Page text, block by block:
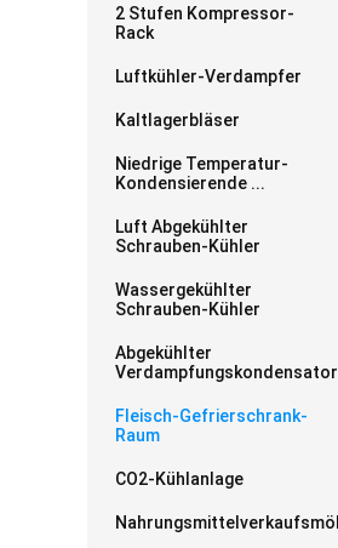
2 Stufen Kompressor-
Rack
Luftkühler-Verdampfer
Kaltlagerbläser
Niedrige Temperatur-
Kondensierende ...
Luft Abgekühlter
Schrauben-Kühler
Wassergekühlter
Schrauben-Kühler
Abgekühlter
Verdampfungskondensator
Fleisch-Gefrierschrank-
Raum
CO2-Kühlanlage